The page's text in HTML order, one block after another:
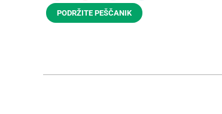
PODRŽITE PEŠČANIK